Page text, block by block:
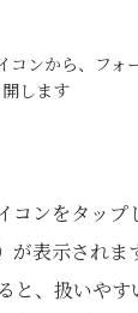
コンから、フォ
開します
コンをタッ
が表示され
と、扱いやす